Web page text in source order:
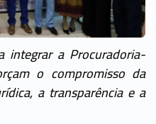
integrar a Procuradoria-
o compromisso da
a transparência e a